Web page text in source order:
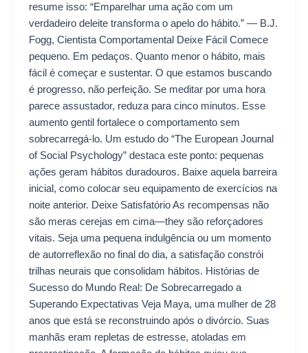
resume isso: “Emparelhar uma ação com um
verdadeiro deleite transforma o apelo do hábito.” — B.J.
Fogg, Cientista Comportamental Deixe Fácil Comece
pequeno. Em pedaços. Quanto menor o hábito, mais
fácil é começar e sustentar. O que estamos buscando
é progresso, não perfeição. Se meditar por uma hora
parece assustador, reduza para cinco minutos. Esse
aumento gentil fortalece o comportamento sem
sobrecarregá-lo. Um estudo do “The European Journal
of Social Psychology” destaca este ponto: pequenas
ações geram hábitos duradouros. Baixe aquela barreira
inicial, como colocar seu equipamento de exercícios na
noite anterior. Deixe Satisfatório As recompensas não
são meras cerejas em cima—they são reforçadores
vitais. Seja uma pequena indulgência ou um momento
de autorreflexão no final do dia, a satisfação constrói
trilhas neurais que consolidam hábitos. Histórias de
Sucesso do Mundo Real: De Sobrecarregado a
Superando Expectativas Veja Maya, uma mulher de 28
anos que está se reconstruindo após o divórcio. Suas
manhãs eram repletas de estresse, atoladas em